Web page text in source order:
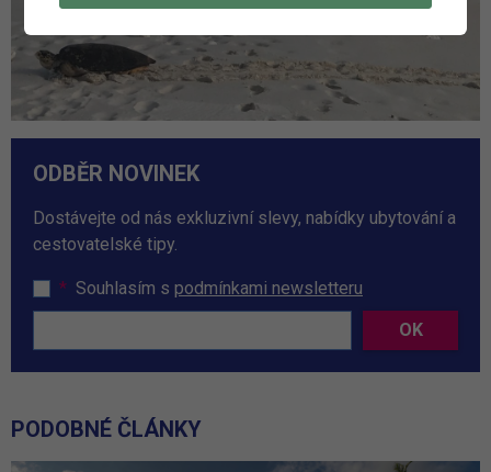
ODBĚR NOVINEK
Dostávejte od nás exkluzivní slevy, nabídky ubytování a
cestovatelské tipy.
* Souhlasím s podmínkami newsletteru
OK
PODOBNÉ ČLÁNKY